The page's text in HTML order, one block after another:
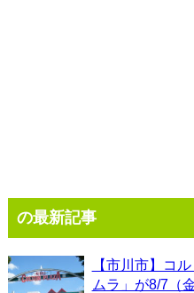
の最新記事
【市川市】コ
ムラ」が8/7（